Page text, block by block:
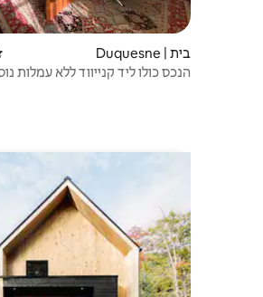
בית | Duquesne
הנכס כולו ליד קנייווד ללא עמלות